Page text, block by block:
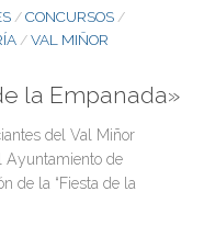
/ CONCURSOS /
/ VAL MIÑOR
la Empanada»
del Val Miñor
Ayuntamiento de
de la “Fiesta de la